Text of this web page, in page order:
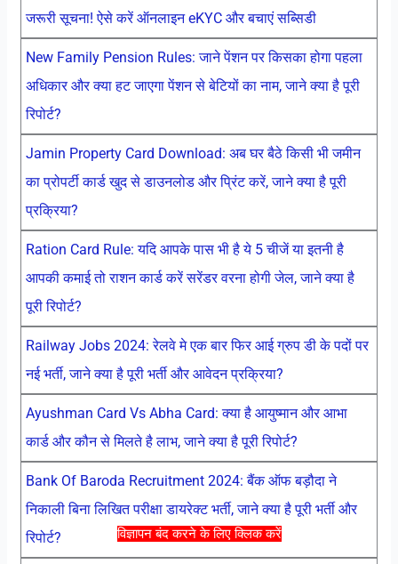
विज्ञापन बंद करने के लिए क्लिक करें
जरूरी सूचना! ऐसे करें ऑनलाइन eKYC और बचाएं सब्सिडी
New Family Pension Rules: जाने पेंशन पर किसका होगा पहला
अधिकार और क्या हट जाएगा पेंशन से बेटियों का नाम, जाने क्या है पूरी
रिपोर्ट?
Jamin Property Card Download: अब घर बैठे किसी भी जमीन
का प्रोपर्टी कार्ड खुद से डाउनलोड और प्रिंट करें, जाने क्या है पूरी
प्रक्रिया?
Ration Card Rule: यदि आपके पास भी है ये 5 चीजें या इतनी है
आपकी कमाई तो राशन कार्ड करें सरेंडर वरना होगी जेल, जाने क्या है
पूरी रिपोर्ट?
Railway Jobs 2024: रेलवे मे एक बार फिर आई ग्रुप डी के पदों पर
नई भर्ती, जाने क्या है पूरी भर्ती और आवेदन प्रक्रिया?
Ayushman Card Vs Abha Card: क्या है आयुष्मान और आभा
कार्ड और कौन से मिलते है लाभ, जाने क्या है पूरी रिपोर्ट?
Bank Of Baroda Recruitment 2024: बैंक ऑफ बड़ौदा ने
निकाली बिना लिखित परीक्षा डायरेक्ट भर्ती, जाने क्या है पूरी भर्ती और
रिपोर्ट?